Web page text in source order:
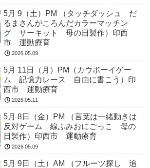
5月 9（土）PM （タッチダッシュ だ
るまさんがころんだカラーマッチン
グ サーキット 母の日製作）印西
市 運動療育
2026.05.09
5月 11日（月）PM（カウボーイゲー
ム 記憶力レース 自由に書こう）印
西市 運動療育
2026.05.11
5月 8日（金）PM （言葉は一緒動きは
反対ゲーム 線ふみおにごっこ 母の
日製作）印西市 運動療育
2026.05.09
5月 9日（土）AM （フルーツ探し 追